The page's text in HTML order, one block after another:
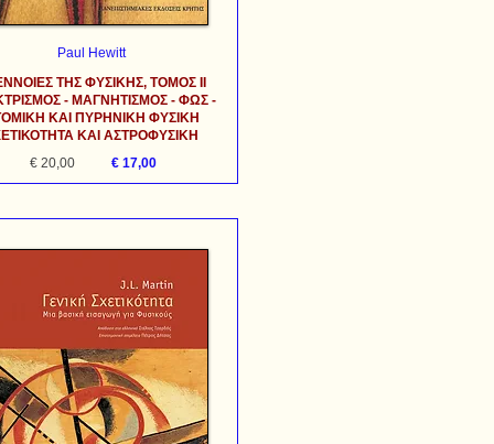
Paul Hewitt
ΤΗΣ ΦΥΣΙΚΗΣ, ΤΟΜΟΣ ΙΙ
- ΜΑΓΝΗΤΙΣΜΟΣ - ΦΩΣ -
ΚΑΙ ΠΥΡΗΝΙΚΗ ΦΥΣΙΚΗ
ΚΑΙ ΑΣΤΡΟΦΥΣΙΚΗ
€ 20,00
€ 17,00